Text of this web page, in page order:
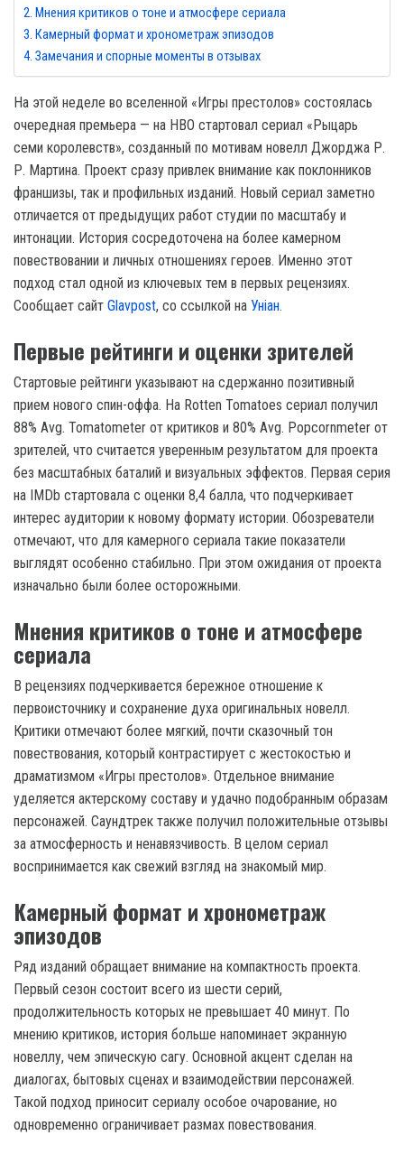
Мнения критиков о тоне и атмосфере сериала
Камерный формат и хронометраж эпизодов
Замечания и спорные моменты в отзывах
На этой неделе во вселенной «Игры престолов» состоялась
очередная премьера — на HBO стартовал сериал «Рыцарь
семи королевств», созданный по мотивам новелл Джорджа Р.
Р. Мартина. Проект сразу привлек внимание как поклонников
франшизы, так и профильных изданий. Новый сериал заметно
отличается от предыдущих работ студии по масштабу и
интонации. История сосредоточена на более камерном
повествовании и личных отношениях героев. Именно этот
подход стал одной из ключевых тем в первых рецензиях.
Сообщает сайт Glavpost, со ссылкой на Уніан.
Первые рейтинги и оценки зрителей
Стартовые рейтинги указывают на сдержанно позитивный
прием нового спин-оффа. На Rotten Tomatoes сериал получил
88% Avg. Tomatometer от критиков и 80% Avg. Popcornmeter от
зрителей, что считается уверенным результатом для проекта
без масштабных баталий и визуальных эффектов. Первая серия
на IMDb стартовала с оценки 8,4 балла, что подчеркивает
интерес аудитории к новому формату истории. Обозреватели
отмечают, что для камерного сериала такие показатели
выглядят особенно стабильно. При этом ожидания от проекта
изначально были более осторожными.
Мнения критиков о тоне и атмосфере
сериала
В рецензиях подчеркивается бережное отношение к
первоисточнику и сохранение духа оригинальных новелл.
Критики отмечают более мягкий, почти сказочный тон
повествования, который контрастирует с жестокостью и
драматизмом «Игры престолов». Отдельное внимание
уделяется актерскому составу и удачно подобранным образам
персонажей. Саундтрек также получил положительные отзывы
за атмосферность и ненавязчивость. В целом сериал
воспринимается как свежий взгляд на знакомый мир.
Камерный формат и хронометраж
эпизодов
Ряд изданий обращает внимание на компактность проекта.
Первый сезон состоит всего из шести серий,
продолжительность которых не превышает 40 минут. По
мнению критиков, история больше напоминает экранную
новеллу, чем эпическую сагу. Основной акцент сделан на
диалогах, бытовых сценах и взаимодействии персонажей.
Такой подход приносит сериалу особое очарование, но
одновременно ограничивает размах повествования.